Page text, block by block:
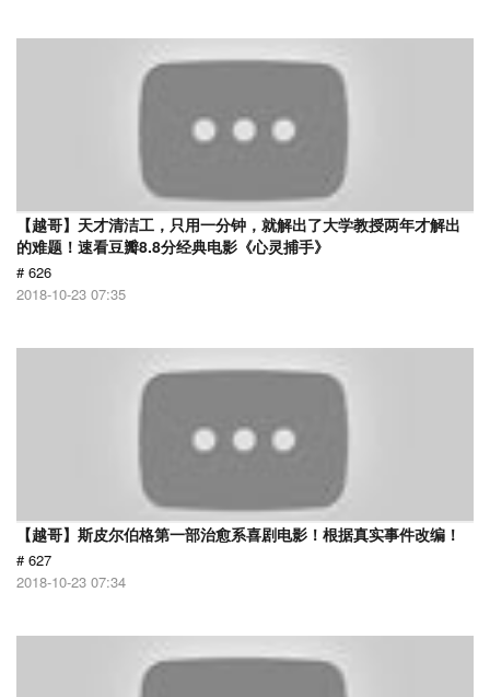
【越哥】天才清洁工，只用一分钟，就解出了大学教授两年才解出
的难题！速看豆瓣8.8分经典电影《心灵捕手》
# 626
2018-10-23 07:35
【越哥】斯皮尔伯格第一部治愈系喜剧电影！根据真实事件改编！
# 627
2018-10-23 07:34